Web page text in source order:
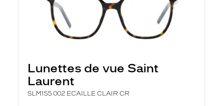
Lunettes de vue Saint
Laurent
SLM155 002 ECAILLE CLAIR CR